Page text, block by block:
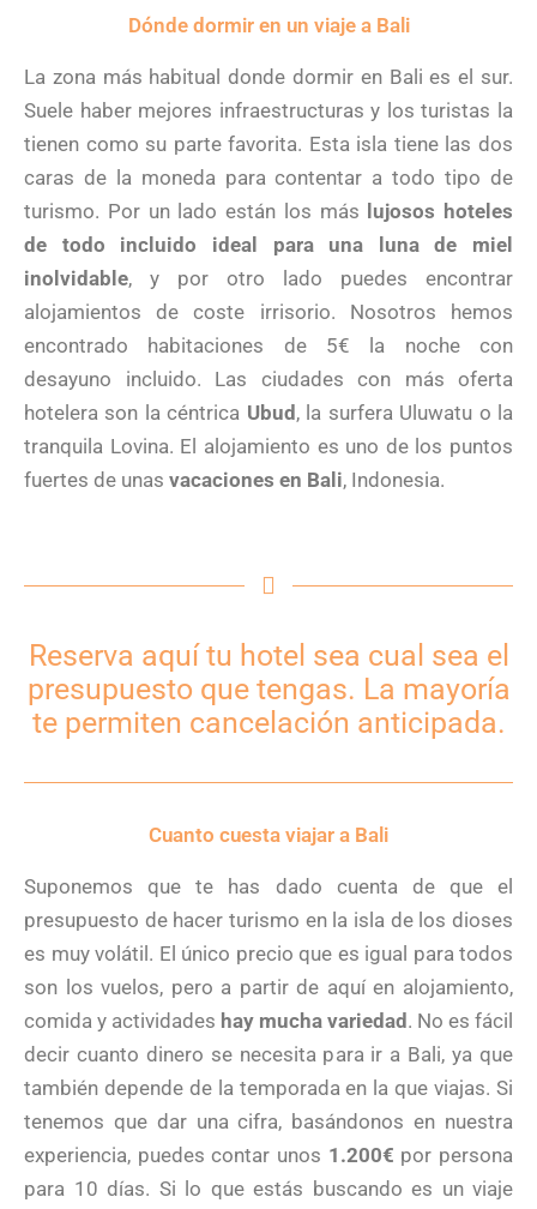
Dónde dormir en un viaje a Bali
La zona más habitual donde dormir en Bali es el sur.
Suele haber mejores infraestructuras y los turistas la
tienen como su parte favorita. Esta isla tiene las dos
caras de la moneda para contentar a todo tipo de
turismo. Por un lado están los más lujosos hoteles
de todo incluido ideal para una luna de miel
inolvidable, y por otro lado puedes encontrar
alojamientos de coste irrisorio. Nosotros hemos
encontrado habitaciones de 5€ la noche con
desayuno incluido. Las ciudades con más oferta
hotelera son la céntrica Ubud, la surfera Uluwatu o la
tranquila Lovina. El alojamiento es uno de los puntos
fuertes de unas vacaciones en Bali, Indonesia.
Reserva aquí tu hotel sea cual sea el
presupuesto que tengas. La mayoría
te permiten cancelación anticipada.
Cuanto cuesta viajar a Bali
Suponemos que te has dado cuenta de que el
presupuesto de hacer turismo en la isla de los dioses
es muy volátil. El único precio que es igual para todos
son los vuelos, pero a partir de aquí en alojamiento,
comida y actividades hay mucha variedad . No es fácil
decir cuanto dinero se necesita para ir a Bali, ya que
también depende de la temporada en la que viajas. Si
tenemos que dar una cifra, basándonos en nuestra
experiencia, puedes contar unos 1.200€ por persona
para 10 días. Si lo que estás buscando es un viaje